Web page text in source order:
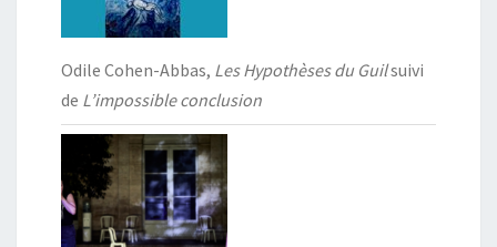
Odile Cohen-Abbas, Les Hypothèses du Guilsuivi
de L’impossible conclusion